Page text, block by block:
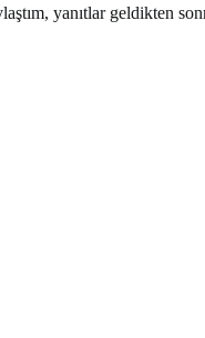
yanıtlar geldikten